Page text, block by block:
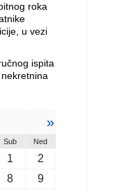
roka
u vezi
ispita
»
Sub Ned
1
2
8
9